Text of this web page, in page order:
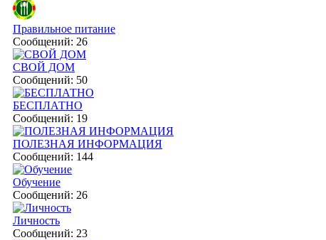
Правильное питание
Сообщений: 26
СВОЙ ДОМ
Сообщений: 50
БЕСПЛАТНО
Сообщений: 19
ПОЛЕЗНАЯ ИНФОРМАЦИЯ
Сообщений: 144
Обучение
Сообщений: 26
Личность
Сообщений: 23